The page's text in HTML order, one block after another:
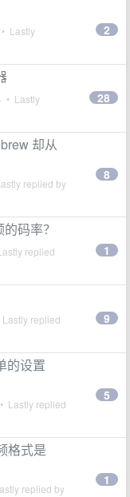
• Lastly
2
• Lastly
28
却从
replied by
8
码率？
replied
1
Lastly replied
9
的设置
• Lastly replied
5
格式是
replied by
1